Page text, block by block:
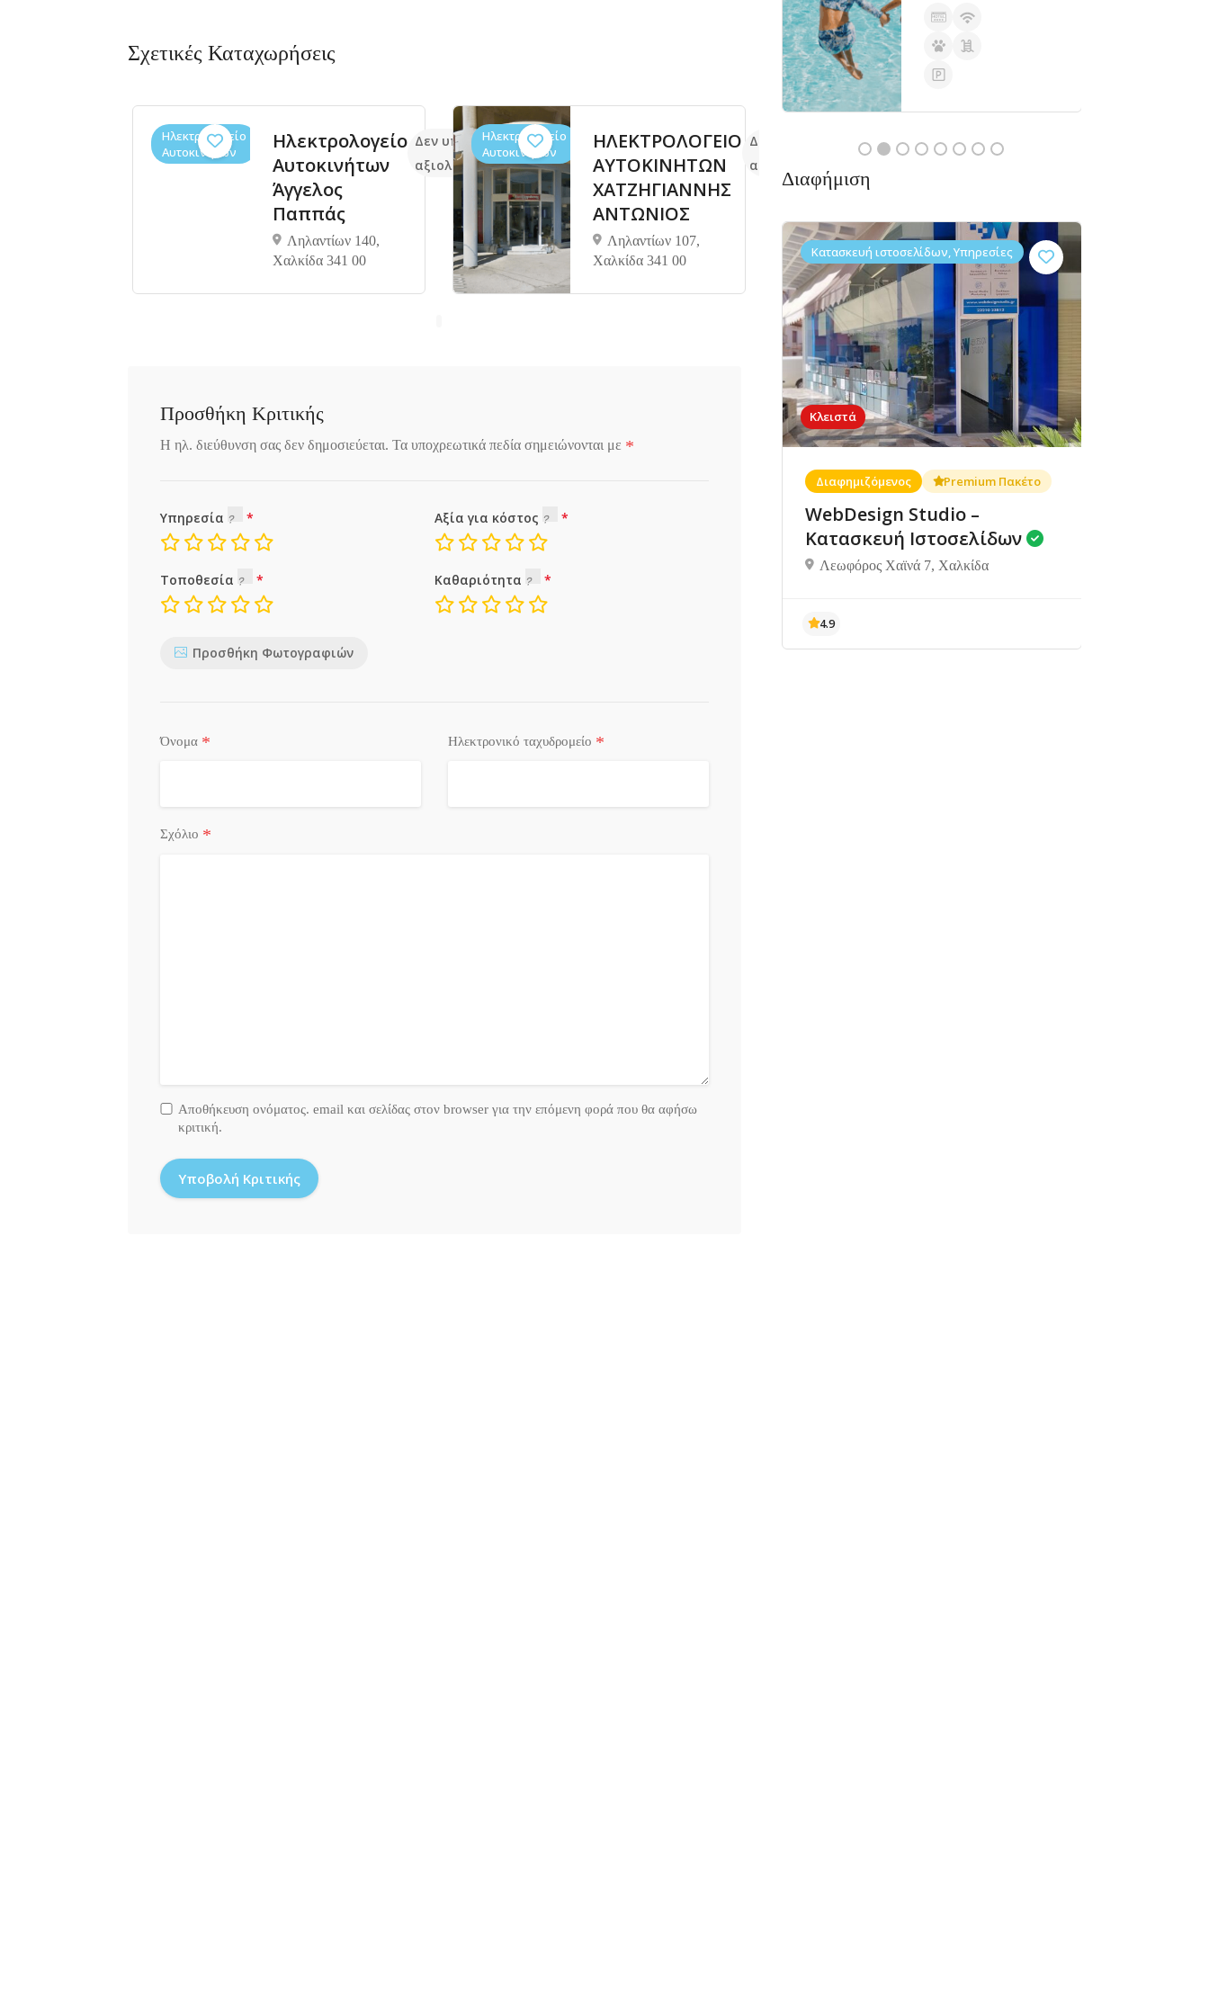
Σχετικές Καταχωρήσεις
Ηλεκτρολογείο
Αυτοκινήτων
Ηλεκτρολογείο
Αυτοκινήτων
Άγγελος
Παππάς
Ληλαντίων 140,
Χαλκίδα 341 00
Δεν υπάρχουν ακόμα
αξιολογήσεις
Ηλεκτρολογείο
Αυτοκινήτων
ΗΛΕΚΤΡΟΛΟΓΕΙΟ
ΑΥΤΟΚΙΝΗΤΩΝ
ΧΑΤΖΗΓΙΑΝΝΗΣ
ΑΝΤΩΝΙΟΣ
Ληλαντίων 107,
Χαλκίδα 341 00
Δεν υπάρχουν ακόμα
αξιολογήσεις
Προσθήκη Κριτικής
Η ηλ. διεύθυνση σας δεν δημοσιεύεται. Τα υποχρεωτικά πεδία σημειώνονται με *
Υπηρεσία Αξία για κόστος
Τοποθεσία Καθαριότητα
Προσθήκη Φωτογραφιών
Όνομα * Ηλεκτρονικό ταχυδρομείο *
Σχόλιο *
Αποθήκευση ονόματος. email και σελίδας στον browser για την επόμενη φορά που θα αφήσω
κριτική.
Διαφήμιση
Κλειστά
Κατασκευή ιστοσελίδων, Υπηρεσίες
Διαφημιζόμενος Premium Πακέτο
WebDesign Studio –
Κατασκευή Ιστοσελίδων
Λεωφόρος Χαϊνά 7, Χαλκίδα